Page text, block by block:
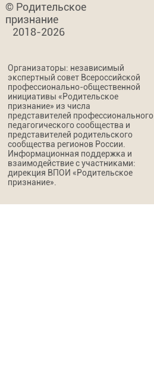
© Родительское
признание
2018-2026
Организаторы: независимый
экспертный совет Всероссийской
профессионально-общественной
инициативы «Родительское
признание» из числа
представителей профессионального
педагогического сообщества и
представителей родительского
сообщества регионов России.
Информационная поддержка и
взаимодействие с участниками:
дирекция ВПОИ «Родительское
признание».